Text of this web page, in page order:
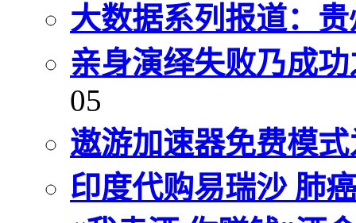
大数据系列报道：
亲身演绎失败乃成
05
遨游加速器免费模
印度代购易瑞沙 肺